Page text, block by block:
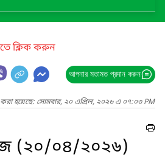
ক্লিক করুন
আপনার মতামত প্রদান করুন
করা হয়েছে: সোমবার, ২০ এপ্রিল, ২০২৬ এ ০৭:০৩ PM
(২০/০৪/২০২৬)